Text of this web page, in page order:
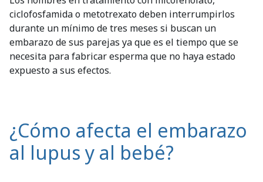
ciclofosfamida o metotrexato deben interrumpirlos
durante un mínimo de tres meses si buscan un
embarazo de sus parejas ya que es el tiempo que se
necesita para fabricar esperma que no haya estado
expuesto a sus efectos.
¿Cómo afecta el embarazo
al lupus y al bebé?